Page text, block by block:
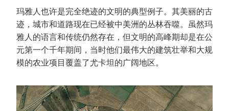
玛雅人也许是完全绝迹的文明的典型例子。其美丽的古
迹，城市和道路现在已经被中美洲的丛林吞噬。虽然玛
雅人的语言和传统仍然存在，但文明的高峰期却是在公
元第一个千年期间，当时他们最伟大的建筑壮举和大规
模的农业项目覆盖了尤卡坦的广阔地区。